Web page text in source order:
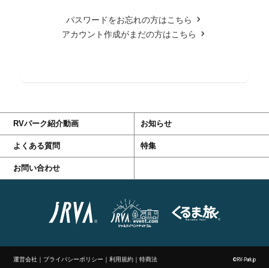
パスワードをお忘れの方はこちら
アカウント作成がまだの方はこちら
RVパーク紹介動画 お知らせ
よくある質問 特集
お問い合わせ
運営会社 ｜ プライバシーポリシー ｜利用規約 ｜特商法 ©RV-Park.jp